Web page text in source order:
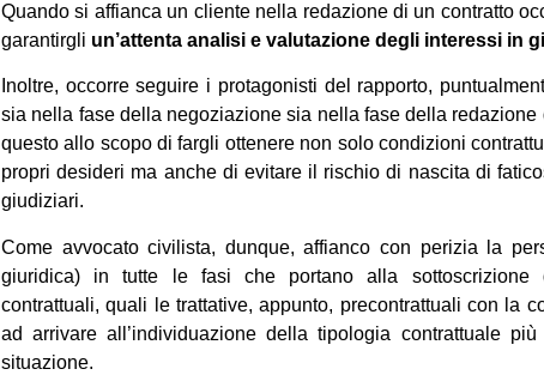
Quando si affianca un cliente nella redazione di un contratto
garantirgli un’attenta analisi e valutazione degli interessi in
Inoltre, occorre seguire i protagonisti del rapporto,
sia nella fase della negoziazione sia nella fase della redazione
questo allo scopo di fargli ottenere non solo condizioni
propri desideri ma anche di evitare il rischio di nascita di
giudiziari.
Come avvocato civilista, dunque, affianco con perizia la
giuridica) in tutte le fasi che portano alla sottoscrizione
contrattuali, quali le trattative, appunto, precontrattuali con la
ad arrivare all’individuazione della tipologia contrattuale
situazione.